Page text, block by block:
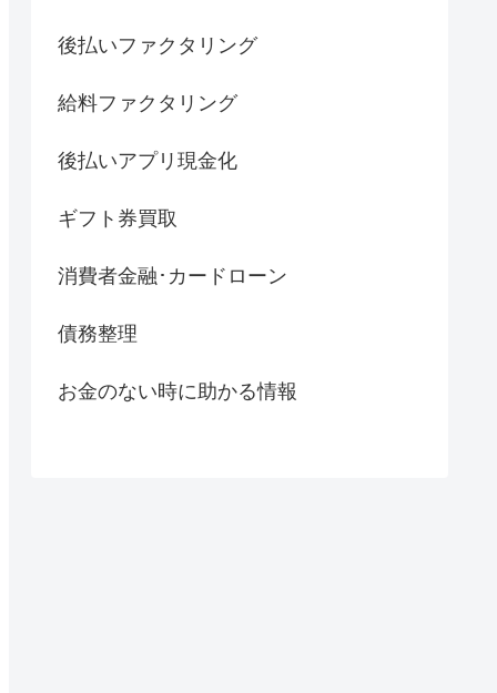
後払いファクタリング
給料ファクタリング
後払いアプリ現金化
ギフト券買取
消費者金融･カードローン
債務整理
お金のない時に助かる情報